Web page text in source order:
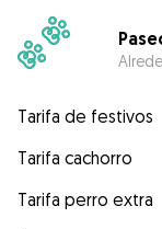
Tarifa de festivos
Tarifa cachorro
Tarifa perro extra